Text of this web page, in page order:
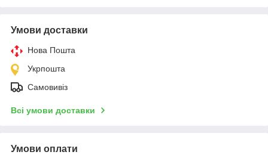
Умови доставки
Нова Пошта
Укрпошта
Самовивіз
Всі умови доставки
Умови оплати